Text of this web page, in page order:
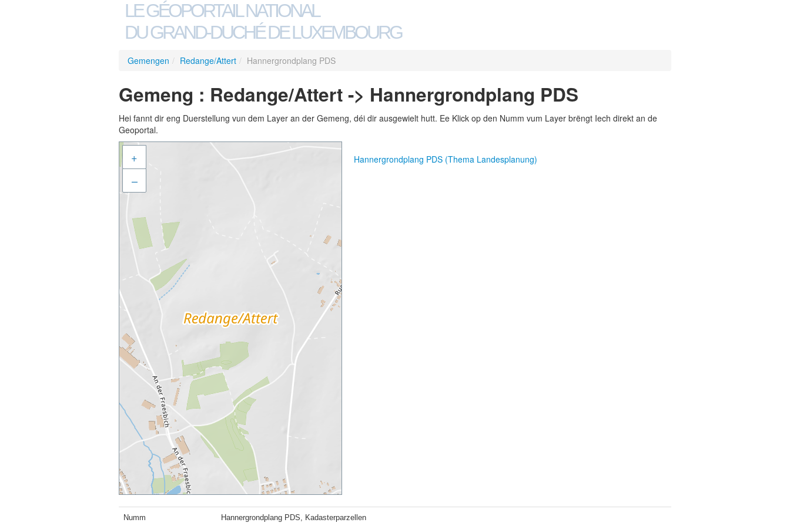
LE GÉOPORTAIL NATIONAL
DU GRAND-DUCHÉ DE LUXEMBOURG
Gemengen / Redange/Attert / Hannergrondplang PDS
Gemeng : Redange/Attert -> Hannergrondplang PDS
Hei fannt dir eng Duerstellung vun dem Layer an der Gemeng, déi dir ausgewielt hutt. Ee Klick op den Numm vum Layer brëngt Iech direkt an de
Geoportal.
+
–
Hannergrondplang PDS (Thema Landesplanung)
Numm Hannergrondplang PDS, Kadasterparzellen